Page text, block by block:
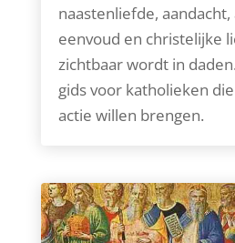
naastenliefde,
eenvoud en christelijke
zichtbaar wordt in
gids voor katholieken
actie willen brengen.